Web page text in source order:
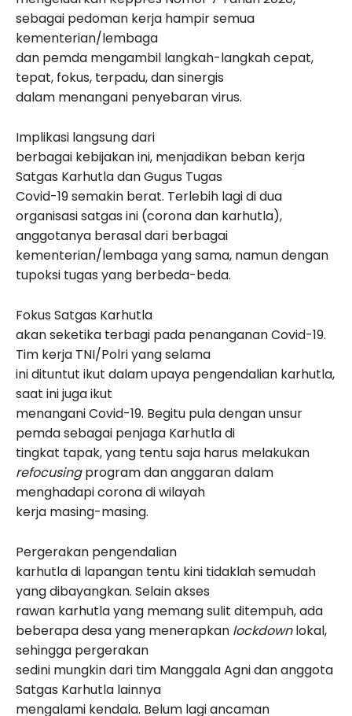
sebagai pedoman kerja hampir semua
kementerian/lembaga
dan pemda mengambil langkah-langkah cepat,
tepat, fokus, terpadu, dan sinergis
dalam menangani penyebaran virus.
Implikasi langsung dari
berbagai kebijakan ini, menjadikan beban kerja
Satgas Karhutla dan Gugus Tugas
Covid-19 semakin berat. Terlebih lagi di dua
organisasi satgas ini (corona dan karhutla),
anggotanya berasal dari berbagai
kementerian/lembaga yang sama, namun dengan
tupoksi tugas yang berbeda-beda.
Fokus Satgas Karhutla
akan seketika terbagi pada penanganan Covid-19.
Tim kerja TNI/Polri yang selama
ini dituntut ikut dalam upaya pengendalian karhutla,
saat ini juga ikut
menangani Covid-19. Begitu pula dengan unsur
pemda sebagai penjaga Karhutla di
tingkat tapak, yang tentu saja harus melakukan
refocusingprogram dan anggaran dalam
menghadapi corona di wilayah
kerja masing-masing.
Pergerakan pengendalian
karhutla di lapangan tentu kini tidaklah semudah
yang dibayangkan. Selain akses
rawan karhutla yang memang sulit ditempuh, ada
beberapa desa yang menerapkan lockdownlokal,
sehingga pergerakan
sedini mungkin dari tim Manggala Agni dan anggota
Satgas Karhutla lainnya
mengalami kendala. Belum lagi ancaman